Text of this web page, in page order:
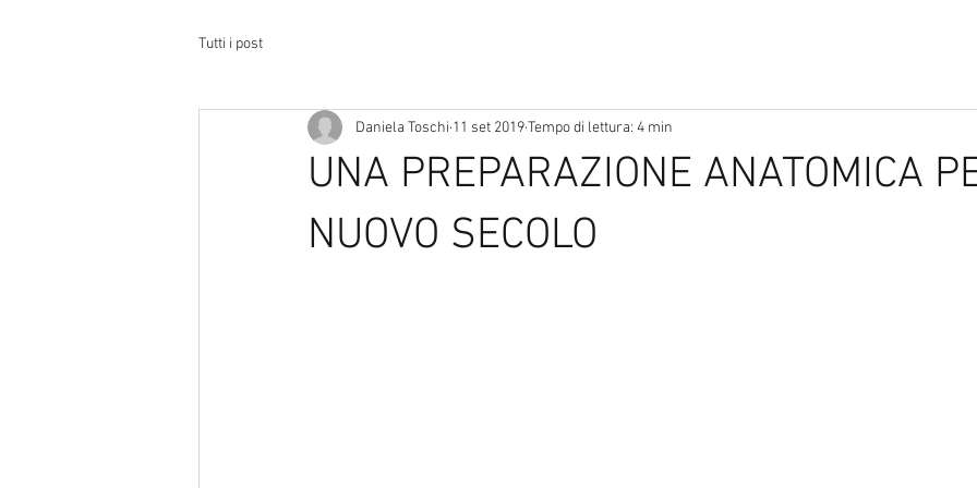
Tutti i post
UNA PREPARAZIONE ANATOMICA
NUOVO SECOLO
Daniela Toschi 11 set 2019Tempo di lettura: 4 min